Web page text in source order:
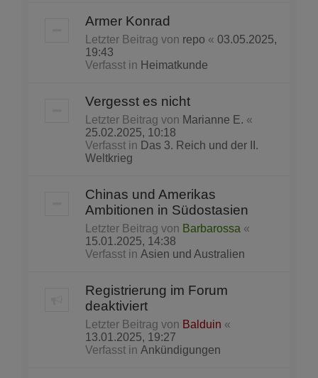
Armer Konrad
Letzter Beitrag von repo « 03.05.2025,
19:43
Verfasst in Heimatkunde
Vergesst es nicht
Letzter Beitrag von Marianne E. «
25.02.2025, 10:18
Verfasst in Das 3. Reich und der II.
Weltkrieg
Chinas und Amerikas
Ambitionen in Südostasien
Letzter Beitrag von Barbarossa «
15.01.2025, 14:38
Verfasst in Asien und Australien
Registrierung im Forum
deaktiviert
Letzter Beitrag von Balduin «
13.01.2025, 19:27
Verfasst in Ankündigungen